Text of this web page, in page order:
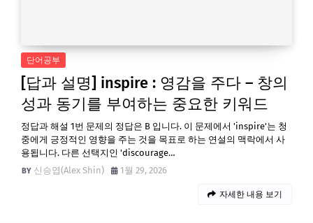
단어공부
[답과 설명] inspire : 영감을 주다 – 창의
성과 동기를 부여하는 중요한 키워드
정답과 해설 1번 문제의 정답은 B 입니다. 이 문제에서 'inspire'는 청
중에게 긍정적인 영향을 주는 것을 목표로 하는 연설의 맥락에서 사
용됩니다. 다른 선택지인 'discourage…
신승엽(Alex Shin)
1월 29, 2026
자세한 내용 보기